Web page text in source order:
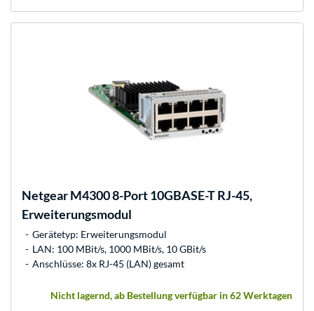
NetgearM4300 8-Port 10GBASE-T RJ-45,
Erweiterungsmodul
Gerätetyp: Erweiterungsmodul
LAN: 100 MBit/s, 1000 MBit/s, 10 GBit/s
Anschlüsse: 8x RJ-45 (LAN) gesamt
Nicht lagernd, ab Bestellung verfügbar in 62 Werktagen